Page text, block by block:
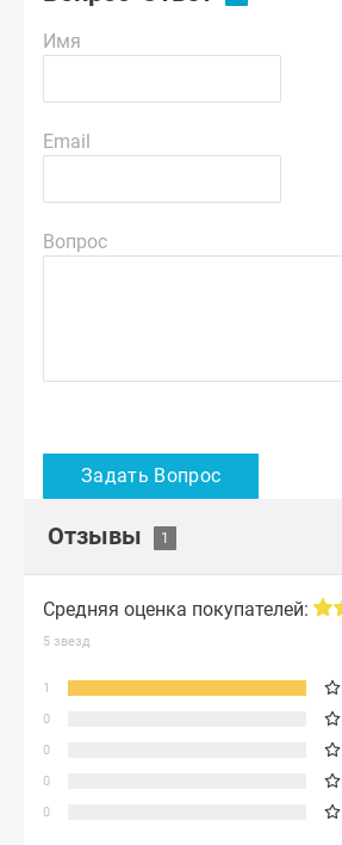
Имя
Email
Вопрос
Отзывы
Средняя оценка покупателей:
5 звезд
1
0
0
0
0